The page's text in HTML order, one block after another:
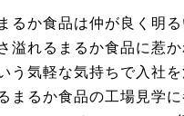
るか食品は仲が良く明
溢れるまるか食品に惹か
う気軽な気持ちで入社
まるか食品の工場見学に